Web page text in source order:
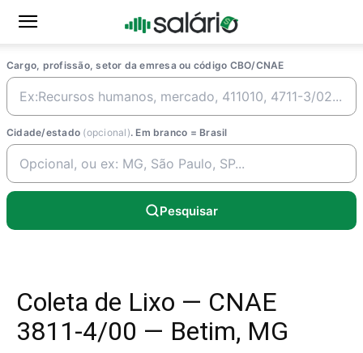
Cargo, profissão, setor da emresa ou código CBO/CNAE
Cidade/estado (opcional). Em branco = Brasil
Pesquisar
Coleta de Lixo — CNAE
3811-4/00 — Betim, MG